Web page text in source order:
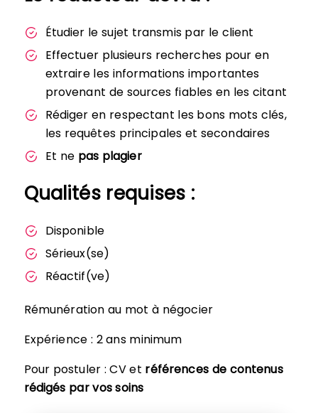
Étudier le sujet transmis par le client
Effectuer plusieurs recherches pour en
extraire les informations importantes
provenant de sources fiables en les citant
Rédiger en respectant les bons mots clés,
les requêtes principales et secondaires
Et ne pas plagier
Qualités requises :
Disponible
Sérieux(se)
Réactif(ve)
Rémunération au mot à négocier
Expérience : 2 ans minimum
Pour postuler : CV et références de contenus
rédigés par vos soins